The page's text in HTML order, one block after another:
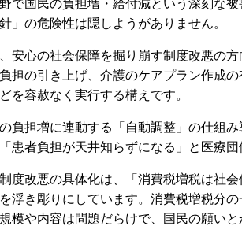
で国民の負担増・給付減という深刻な
」の危険性は隠しようがありません。
安心の社会保障を掘り崩す制度改悪の方
担の引き上げ、介護のケアプラン作成
を容赦なく実行する構えです。
負担増に連動する「自動調整」の仕組
患者負担が天井知らずになる」と医療団
度改悪の具体化は、「消費税増税は社
浮き彫りにしています。消費税増税分
模や内容は問題だらけで、国民の願いと